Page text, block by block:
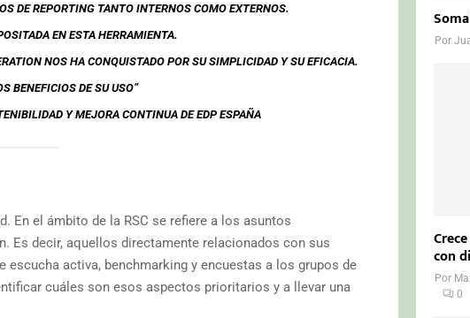
DE REPORTING TANTO INTERNOS COMO EXTERNOS.
EN ESTA HERRAMIENTA.
NOS HA CONQUISTADO POR SU SIMPLICIDAD Y SU EFICACIA.
BENEFICIOS DE SU USO”
Y MEJORA CONTINUA DE EDP ESPAÑA
En el ámbito de la RSC se refiere a los asuntos
Es decir, aquellos directamente relacionados con sus
activa, benchmarking y encuestas a los grupos de
cuáles son esos aspectos prioritarios y a llevar una
Por
con
Por
0